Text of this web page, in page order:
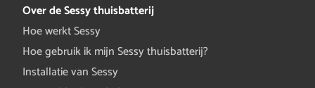
Over de Sessy thuisbatterij
Hoe werkt Sessy
Hoe gebruik ik mijn Sessy thuisbatterij?
Installatie van Sessy